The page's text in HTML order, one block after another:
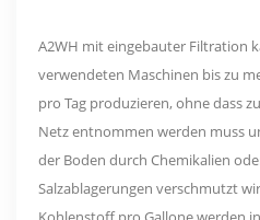
A2WH mit eingebauter Filtration
verwendeten Maschinen bis zu
pro Tag produzieren, ohne dass
Netz entnommen werden muss
der Boden durch Chemikalien
Salzablagerungen verschmutzt